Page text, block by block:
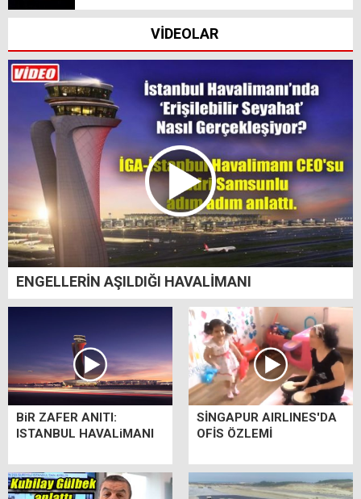
VİDEOLAR
ENGELLERİN AŞILDIĞI HAVALİMANI
BiR ZAFER ANITI:
ISTANBUL HAVALiMANI
SİNGAPUR AIRLINES'DA
OFİS ÖZLEMİ